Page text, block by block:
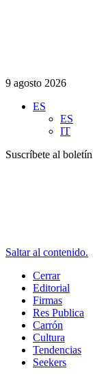
9 agosto 2026
ES
ES
IT
Suscríbete al boletín
Saltar al contenido.
Cerrar
Editorial
Firmas
Res Publica
Carrón
Cultura
Tendencias
Seekers